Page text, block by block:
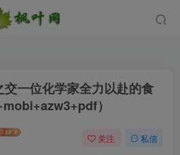
一位化学家全力以赴的食
）
关注 私信